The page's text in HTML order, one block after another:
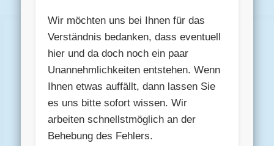
Wir möchten uns bei Ihnen für das
Verständnis bedanken, dass eventuell
hier und da doch noch ein paar
Unannehmlichkeiten entstehen. Wenn
Ihnen etwas auffällt, dann lassen Sie
es uns bitte sofort wissen. Wir
arbeiten schnellstmöglich an der
Behebung des Fehlers.